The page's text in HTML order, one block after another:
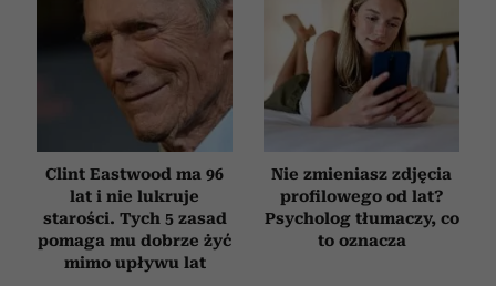
Clint Eastwood ma 96
lat i nie lukruje
starości. Tych 5 zasad
pomaga mu dobrze żyć
mimo upływu lat
Nie zmieniasz zdjęcia
profilowego od lat?
Psycholog tłumaczy, co
to oznacza